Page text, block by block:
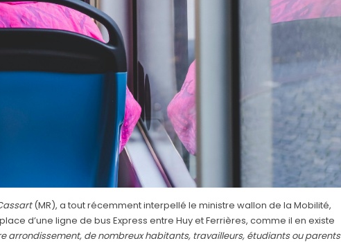
(MR), a tout récemment interpellé le ministre wallon de la Mobilité,
d’une ligne de bus Express entre Huy et Ferrières, comme il en existe
arrondissement, de nombreux habitants, travailleurs, étudiants ou parents